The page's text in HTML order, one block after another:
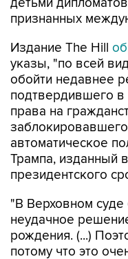
Издание The Hill
обойти недавнее
подтвердившего в
права на
автоматическое
Трампа, изданный
президентского
"В Верховном суде
рождения. (...)
потому что это
пояснил президент.